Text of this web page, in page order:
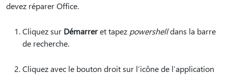
devez réparer Office.
Cliquez sur Démarreret tapez powershelldans la barre
de recherche.
Cliquez avec le bouton droit sur l’icône de l’application